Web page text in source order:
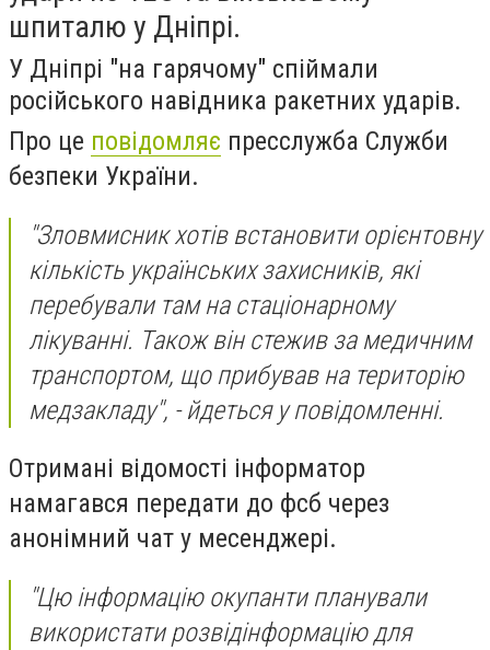
шпиталю у Дніпрі.
У Дніпрі "на гарячому" спіймали
російського навідника ракетних ударів.
Про це повідомляє пресслужба Служби
безпеки України.
"Зловмисник хотів встановити орієнтовну
кількість українських захисників, які
перебували там на стаціонарному
лікуванні. Також він стежив за медичним
транспортом, що прибував на територію
медзакладу", - йдеться у повідомленні.
Отримані відомості інформатор
намагався передати до фсб через
анонімний чат у месенджері.
"Цю інформацію окупанти планували
використати розвідінформацію для